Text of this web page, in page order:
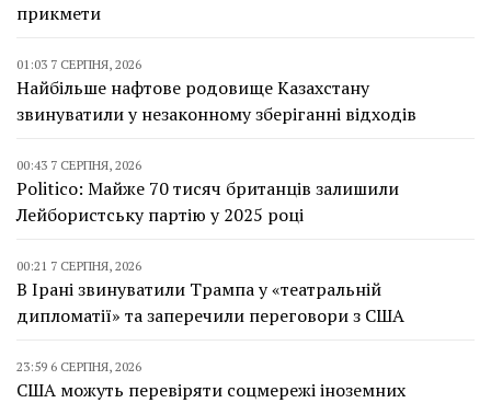
прикмети
01:03 7 СЕРПНЯ, 2026
Найбільше нафтове родовище Казахстану
звинуватили у незаконному зберіганні відходів
00:43 7 СЕРПНЯ, 2026
Politico: Майже 70 тисяч британців залишили
Лейбористську партію у 2025 році
00:21 7 СЕРПНЯ, 2026
В Ірані звинуватили Трампа у «театральній
дипломатії» та заперечили переговори з США
23:59 6 СЕРПНЯ, 2026
США можуть перевіряти соцмережі іноземних